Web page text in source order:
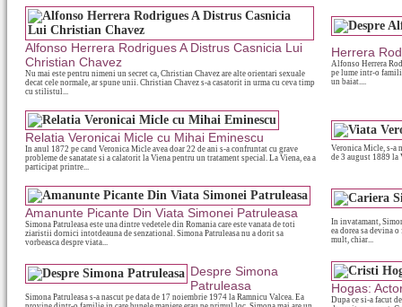
Alfonso Herrera Rodrigues A Distrus Casnicia Lui
Christian Chavez
Nu mai este pentru nimeni un secret ca, Christian Chavez are alte orientari sexuale
decat cele normale, ar spune unii. Christian Chavez s-a casatorit in urma cu ceva timp
cu stilistul...
Herrera
Alfonso Herrera
pe lume intr-o
un baiat....
Relatia Veronicai Micle cu Mihai Eminescu
In anul 1872 pe cand Veronica Micle avea doar 22 de ani s-a confruntat cu grave
probleme de sanatate si a calatorit la Viena pentru un tratament special. La Viena, ea a
participat printre...
Veronica Micle, s-a
de 3 august 1889 la
Amanunte Picante Din Viata Simonei Patruleasa
Simona Patruleasa este una dintre vedetele din Romania care este vanata de toti
ziaristii dornici intotdeauna de senzational. Simona Patruleasa nu a dorit sa
vorbeasca despre viata...
In invatamant,
ea dorea sa devina
mult, chiar...
Despre Simona
Patruleasa
Simona Patruleasa s-a nascut pe data de 17 noiembrie 1974 la Ramnicu Valcea. Ea
Hogas:
Dupa ce si-a facut